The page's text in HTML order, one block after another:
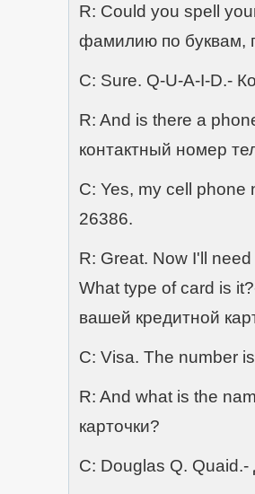
R: Could you spell
фамилию по буквам,
C: Sure. Q-U-A-I-D.-
R: And is there a
контактный номер
C: Yes, my cell
26386.
R: Great. Now I'll
What type of card is
вашей кредитной
C: Visa. The number
R: And what is the
карточки?
C: Douglas Q. Quaid.-